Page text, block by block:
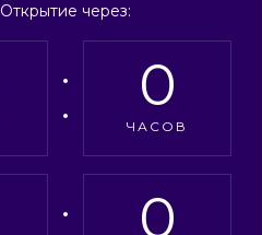
Открытие через:
0
ЧАСОВ
0